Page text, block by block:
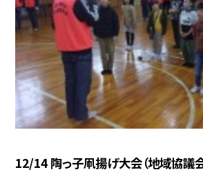
12/14 陶っ子凧揚げ大会（地域協議